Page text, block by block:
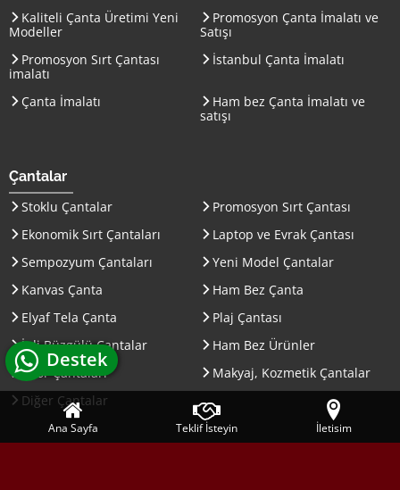
whatsapp canlı
Destek
Kaliteli Çanta Üretimi Yeni
Modeller
Promosyon Çanta İmalatı ve
Satışı
Promosyon Sırt Çantası
imalatı
İstanbul Çanta İmalatı
Çanta İmalatı
Ham bez Çanta İmalatı ve
satışı
Çantalar
Stoklu Çantalar
Promosyon Sırt Çantası
Ekonomik Sırt Çantaları
Laptop ve Evrak Çantası
Sempozyum Çantaları
Yeni Model Çantalar
Kanvas Çanta
Ham Bez Çanta
Elyaf Tela Çanta
Plaj Çantası
İpli Büzgülü Çantalar
Ham Bez Ürünler
Spor Çantaları
Makyaj, Kozmetik Çantalar
Diğer Çantalar
Ana Sayfa Teklif İsteyin İletisim